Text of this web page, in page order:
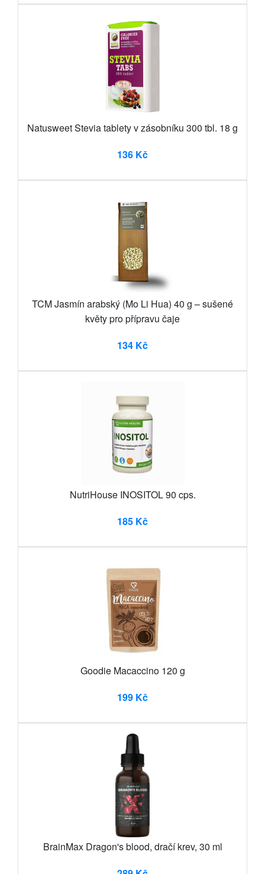
Natusweet Stevia tablety v zásobníku 300 tbl. 18 g
136 Kč
TCM Jasmín arabský (Mo Li Hua) 40 g – sušené
květy pro přípravu čaje
134 Kč
NutriHouse INOSITOL 90 cps.
185 Kč
Goodie Macaccino 120 g
199 Kč
BrainMax Dragon's blood, dračí krev, 30 ml